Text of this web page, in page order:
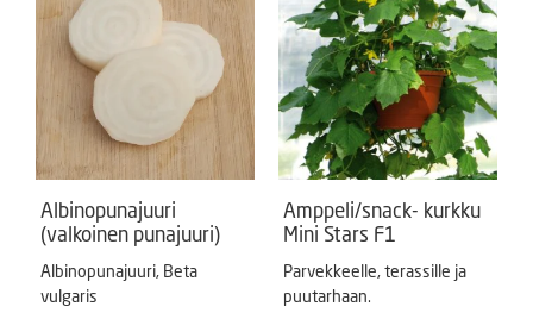
Albinopunajuuri
(valkoinen punajuuri)
Albinopunajuuri, Beta
vulgaris
Amppeli/snack- kurkku
Mini Stars F1
Parvekkeelle, terassille ja
puutarhaan.